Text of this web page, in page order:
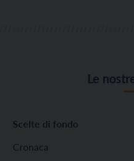
Le
Scelte di fondo
Cronaca